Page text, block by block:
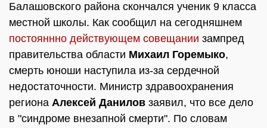
Балашовского района скончался ученик 9 класса
местной школы. Как сообщил на сегодняшнем
постояннно действующем совещании зампред
правительства области Михаил Горемыко,
смерть юноши наступила из-за сердечной
недостаточности. Министр здравоохранения
региона Алексей Данилов заявил, что все дело
в "синдроме внезапной смерти". По словам